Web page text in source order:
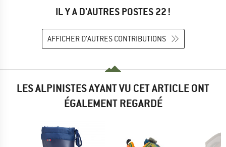
IL Y A D'AUTRES POSTES 22 !
AFFICHER D'AUTRES CONTRIBUTIONS
LES ALPINISTES AYANT VU CET ARTICLE ONT
ÉGALEMENT REGARDÉ